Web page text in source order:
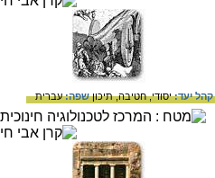
קהל יעד:יסודי,חטיבה,תיכוןשפה:עברית